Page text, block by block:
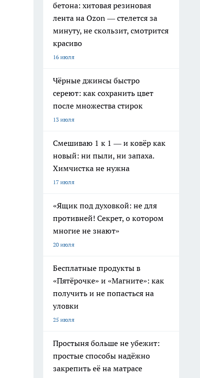
бетона: хитовая резиновая
лента на Ozon — стелется за
минуту, не скользит, смотрится
красиво
16 июля
Чёрные джинсы быстро
сереют: как сохранить цвет
после множества стирок
13 июля
Смешиваю 1 к 1 — и ковёр как
новый: ни пыли, ни запаха.
Химчистка не нужна
17 июля
«Ящик под духовкой: не для
противней! Секрет, о котором
многие не знают»
20 июля
Бесплатные продукты в
«Пятёрочке» и «Магните»: как
получить и не попасться на
уловки
25 июля
Простыня больше не убежит:
простые способы надёжно
закрепить её на матрасе